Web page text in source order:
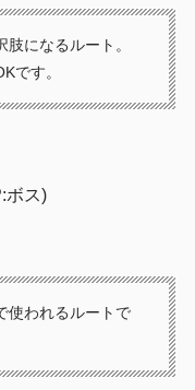
になるルート。
です。
ボス)
使われるルートで